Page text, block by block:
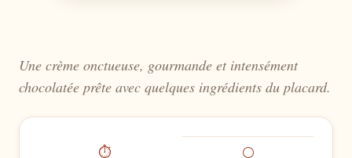
Une crème onctueuse, gourmande et intensément
chocolatée prête avec quelques ingrédients du placard.
⏱ ⚪